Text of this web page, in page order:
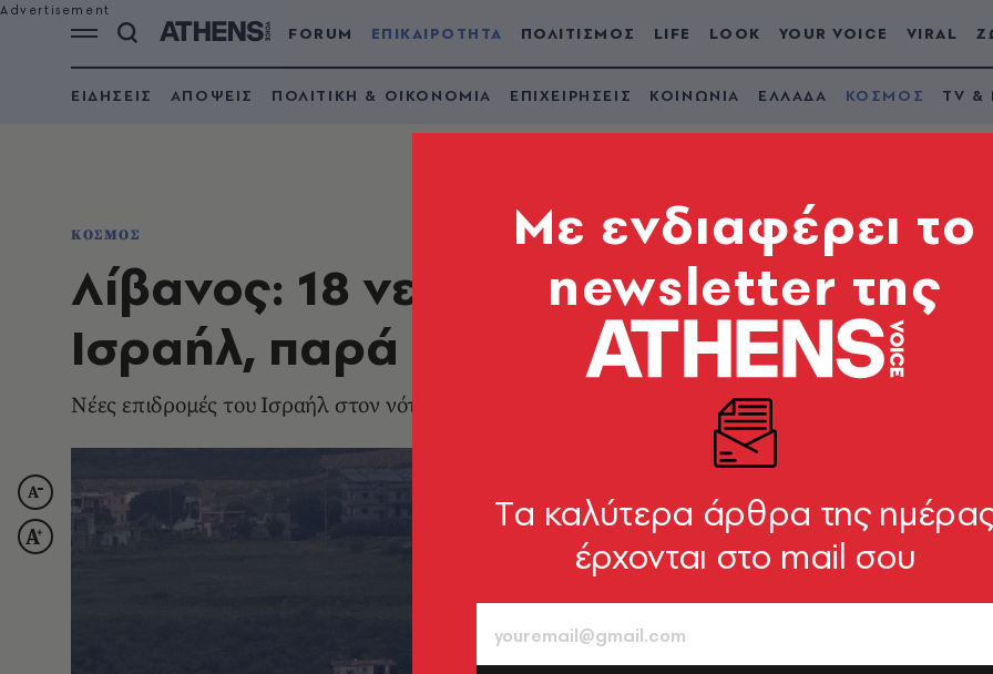
FORUM ΕΠΙΚΑΙΡΟΤΗΤΑ ΠΟΛΙΤΙΣΜΟΣ LIFE LOOK YOUR VOICE VIRAL
ΕΙΔΗΣΕΙΣ ΑΠΟΨΕΙΣ ΠΟΛΙΤΙΚΗ & ΟΙΚΟΝΟΜΙΑ ΕΠΙΧΕΙΡΗΣΕΙΣ ΚΟΙΝΩΝΙΑ ΕΛΛΑΔΑ ΚΟΣΜΟΣ TV &
ΚΟΣΜΟΣ
Λίβανος: 18 νεκροί σε
Ισραήλ, παρά την κατάπαυση του
Νέες επιδρομές του Ισραήλ στον νότιο Λίβανο - Προειδοποιήσεις εκκένωσης και τραυματισμοί
Mε ενδιαφέρει το
newsletter της
Tα καλύτερα άρθρα της
έρχονται στο mail σου